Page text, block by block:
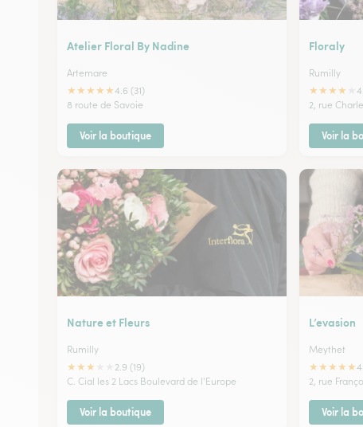
Atelier Floral By Nadine
Artemare
★★★★★4.6 (31)
8 route de Savoie
Voir la boutique
Floraly
Rumilly
★★★★
2, rue
Voir la
Nature et Fleurs
Rumilly
★★★
2.9 (19)
C. Cial les 2 Lacs Boulevard de l'Europe
Voir la boutique
L’evasion
Meythet
★★★★★
2, rue
Voir la